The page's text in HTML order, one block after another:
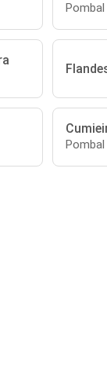
Pombal
Pombal